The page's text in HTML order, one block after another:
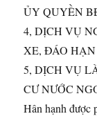
ỦY QUYỀN
4, DỊCH VỤ
XE, ĐÁO
5, DỊCH VỤ
CƯ NƯỚC
Hân hạnh được